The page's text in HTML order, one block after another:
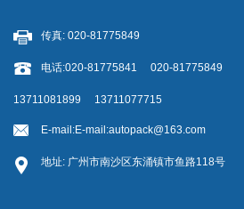
传真: 020-81775849
电话:020-81775841 020-81775849
13711081899 13711077715
E-mail:E-mail:autopack@163.com
地址: 广州市南沙区东涌镇市鱼路118号